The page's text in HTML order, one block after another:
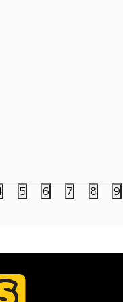
5 6 7 8 9